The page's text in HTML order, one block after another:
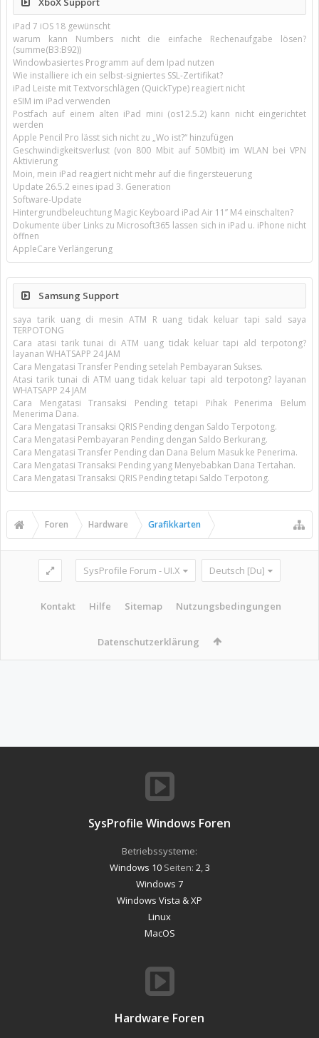
iPad 7 iOS 18 gewünscht
warum kann Numbers nicht die einfache Rechenaufgabe lösen?
(summe(B3:B92))
Windowbasiertes Programm auf dem Ipad nutzen
Wie installiere ich ein selbst-signiertes SSL-Zertifikat?
iPad Leiste mit Textvorschlägen (QuickType) reagiert nicht
eSIM im iPad verwenden
Postfach auf einem alten iPad mini (os12.5.2) kann nicht eingerichtet
werden
Apple Pencil Pro lässt sich nicht zu „Wo ist?“ hinzufügen
Geschwindigkeitsverlust (von 800 Mbit auf 50Mbit) im WLAN bei VPN
Aktivierung
Moin, mein iPad reagiert nicht mehr auf die fingersteuerung
Update 26.5.2 eines ipad 3. Generation
Software-Update
Hintergrundbeleuchtung Magic Keyboard iPad Air 11’’ M4 einschalten?
Dokumente über Links zu Microsoft365 lassen sich in iPad u. iPhone nicht
öffnen
AppleCare Verlängerung
Samsung Support
saya tarik uang di mesin ATM R uang tidak keluar tapi sald saya
TERPOTONG
Cara atasi tarik tunai di ATM uang tidak keluar tapi ald terpotong?
layanan WHATSAPP 24 JAM
Cara Mengatasi Transfer Pending setelah Pembayaran Sukses.
Atasi tarik tunai di ATM uang tidak keluar tapi ald terpotong? layanan
WHATSAPP 24 JAM
Cara Mengatasi Transaksi Pending tetapi Pihak Penerima Belum
Menerima Dana.
Cara Mengatasi Transaksi QRIS Pending dengan Saldo Terpotong.
Cara Mengatasi Pembayaran Pending dengan Saldo Berkurang.
Cara Mengatasi Transfer Pending dan Dana Belum Masuk ke Penerima.
Cara Mengatasi Transaksi Pending yang Menyebabkan Dana Tertahan.
Cara Mengatasi Transaksi QRIS Pending tetapi Saldo Terpotong.
Foren Hardware Grafikkarten
SysProfile Forum - UI.X Deutsch [Du]
Kontakt Hilfe Sitemap Nutzungsbedingungen
Datenschutzerklärung
SysProfile Windows Foren
Betriebssysteme:
Windows 10Seiten: 2 3
Windows 7
Windows Vista & XP
Linux
MacOS
Hardware Foren